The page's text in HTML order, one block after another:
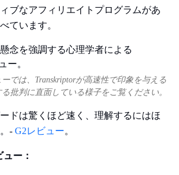
ブなアフィリエイトプログラムがあ
ています。
では、Transkriptorが高速性で印象を与える
批判に直面している様子をご覧ください。
ドは驚くほど速く、理解するにはほ
- G2レビュー。
ー：